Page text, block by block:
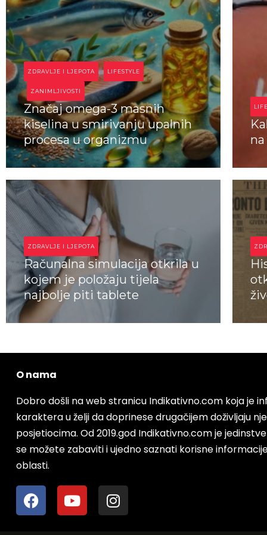
ZDRAVLJE I LJEPOTA LIFESTYLE
ZANIMLJIVOSTI
Značaj omega-3 masnih
kiselina u smirivanju upalnih
procesa u organizmu
D
ZDRAVLJE I LJEPOTA
Računalna simulacija otkrila u
kojem je položaju tijela
najbolje piti tablete
O nama
Dobro došli na web stranicu Indikativno.com koja je
karaktera u želji da doprinese drugačijem doživljaju
posjetiocima. Od 2019.god Indikativno.com je
se možete zabaviti i ujedno saznati korisne
oblasti.
F
a
c
Y
o
u
I
n
s